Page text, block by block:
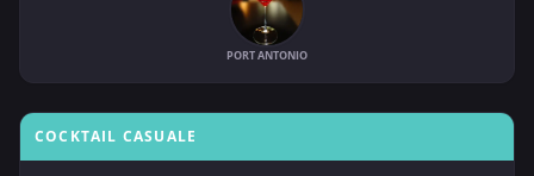
PORT ANTONIO
COCKTAIL CASUALE